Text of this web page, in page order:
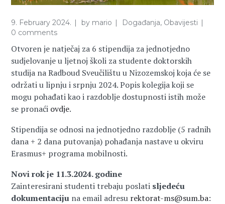
9. February 2024. by mario Događanja, Obavijesti
0 comments
Otvoren je natječaj za 6 stipendija za jednotjedno
sudjelovanje u ljetnoj školi za studente doktorskih
studija na Radboud Sveučilištu u Nizozemskoj koja će se
održati u lipnju i srpnju 2024. Popis kolegija koji se
mogu pohađati kao i razdoblje dostupnosti istih može
se pronaći ovdje.
Stipendija se odnosi na jednotjedno razdoblje (5 radnih
dana + 2 dana putovanja) pohađanja nastave u okviru
Erasmus+ programa mobilnosti.
Novi rok je 11.3.2024. godine
Zainteresirani studenti trebaju poslati sljedeću
dokumentaciju na email adresu rektorat-ms@sum.ba: